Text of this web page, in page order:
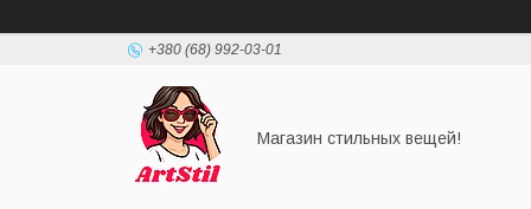
+380 (68) 992-03-01
Магазин стильных вещей!